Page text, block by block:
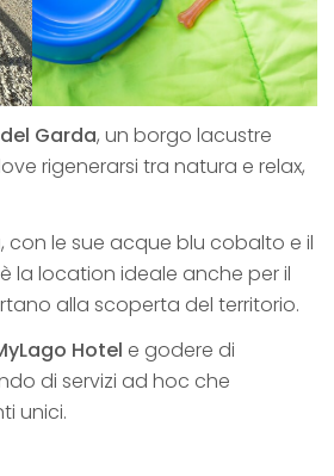
Garda, un borgo lacustre
rigenerarsi tra natura e relax,
con le sue acque blu cobalto e il
la location ideale anche per il
alla scoperta del territorio.
Hotel e godere di
di servizi ad hoc che
unici.